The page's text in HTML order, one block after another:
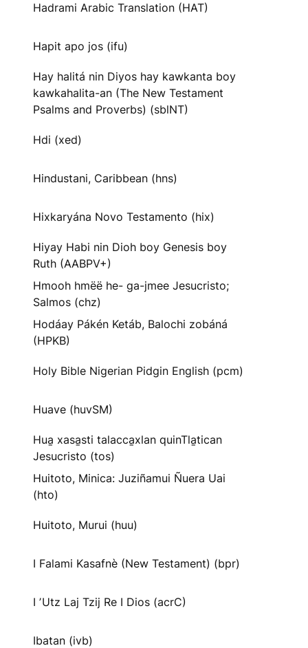
Hadrami Arabic Translation (HAT)
Hapit apo jos (ifu)
Hay halitá nin Diyos hay kawkanta boy
kawkahalita-an (The New Testament
Psalms and Proverbs) (sblNT)
Hdi (xed)
Hindustani, Caribbean (hns)
Hixkaryána Novo Testamento (hix)
Hiyay Habi nin Dioh boy Genesis boy
Ruth (AABPV+)
Hmooh hmëë he- ga-jmee Jesucristo;
Salmos (chz)
Hodáay Pákén Ketáb, Balochi zobáná
(HPKB)
Holy Bible Nigerian Pidgin English (pcm)
Huave (huvSM)
Hua̱ xasa̱sti talacca̱xlan quinTla̱tican
Jesucristo (tos)
Huitoto, Minica: Juziñamui Ñuera Uai
(hto)
Huitoto, Murui (huu)
I Falami Kasafnè (New Testament) (bpr)
I ʼUtz Laj Tzij Re I Dios (acrC)
Ibatan (ivb)